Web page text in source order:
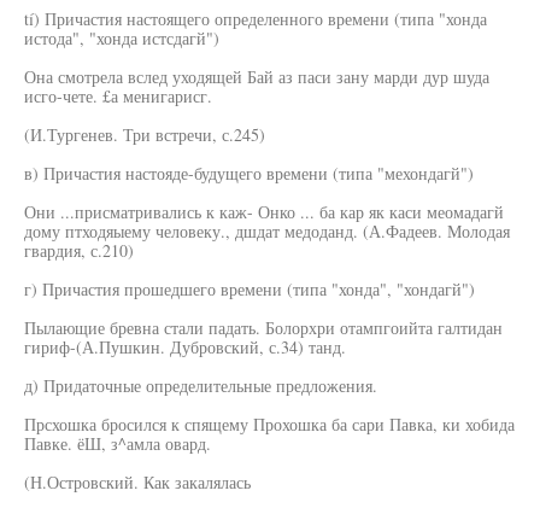
tí) Причастия настоящего определенного времени (типа "хонда
истода", "хонда истсдагй")
Она смотрела вслед уходящей Бай аз паси зану марди дур шуда
исго-чете. £а менигарисг.
(И.Тургенев. Три встречи, с.245)
в) Причастия настояде-будущего времени (типа "мехондагй")
Они ...присматривались к каж- Онко ... ба кар як каси меомадагй
дому птходяыему человеку., дшдат медоданд. (А.Фадеев. Молодая
гвардия, с.210)
г) Причастия прошедшего времени (типа "хонда", "хондагй")
Пылающие бревна стали падать. Болорхри отампгоийта галтидан
гириф-(А.Пушкин. Дубровский, с.34) танд.
д) Придаточные определительные предложения.
Прсхошка бросился к спящему Прохошка ба сари Павка, ки хобида
Павке. ёШ, з^амла овард.
(Н.Островский. Как закалялась